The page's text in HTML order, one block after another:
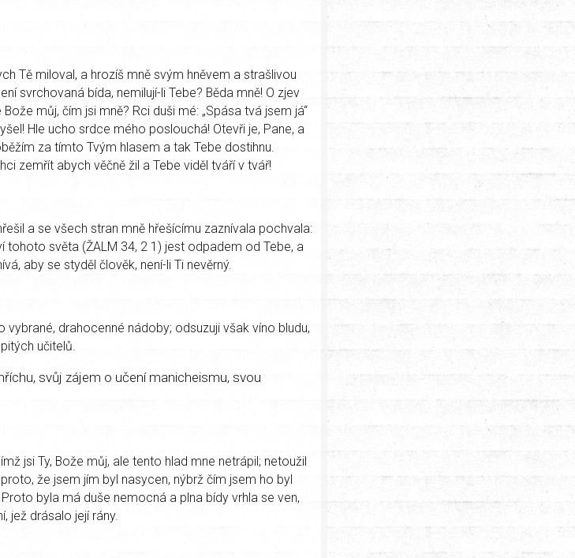
Tě miloval, a hrozíš mně svým hněvem a strašlivou
svrchovaná bída, nemilují-li Tebe? Běda mně! O zjev
můj, čím jsi mně? Rci duši mé: „Spása tvá jsem já“
Hle ucho srdce mého poslouchá! Otevři je, Pane, a
za tímto Tvým hlasem a tak Tebe dostihnu.
zemřít abych věčně žil a Tebe viděl tváří v tvář!
a se všech stran mně hřešícímu zaznívala pochvala:
tohoto světa (ŽALM 34, 2 1) jest odpadem od Tebe, a
aby se styděl člověk, není-li Ti nevěrný.
vybrané, drahocenné nádoby; odsuzuji však víno bludu,
učitelů.
svůj zájem o učení manicheismu, svou
jsi Ty, Bože můj, ale tento hlad mne netrápil; netoužil
že jsem jím byl nasycen, nýbrž čím jsem ho byl
byla má duše nemocná a plna bídy vrhla se ven,
jež drásalo její rány.